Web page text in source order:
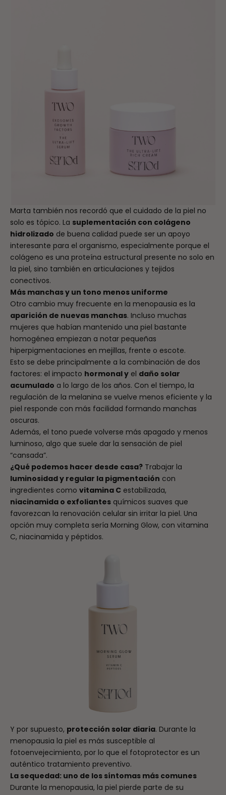
Marta también nos recordó que el cuidado de la piel no
solo es tópico. La suplementación con colágeno
hidrolizado de buena calidad puede ser un apoyo
interesante para el organismo, especialmente porque el
colágeno es una proteína estructural presente no solo en
la piel, sino también en articulaciones y tejidos
conectivos.
Más manchas y un tono menos uniforme
Otro cambio muy frecuente en la menopausia es la
aparición de nuevas manchas. Incluso muchas
mujeres que habían mantenido una piel bastante
homogénea empiezan a notar pequeñas
hiperpigmentaciones en mejillas, frente o escote.
Esto se debe principalmente a la combinación de dos
factores: el impacto hormonal y el daño solar
acumulado a lo largo de los años. Con el tiempo, la
regulación de la melanina se vuelve menos eficiente y la
piel responde con más facilidad formando manchas
oscuras.
Además, el tono puede volverse más apagado y menos
luminoso, algo que suele dar la sensación de piel
“cansada”.
¿Qué podemos hacer desde casa? Trabajar la
luminosidad y regular la pigmentación con
ingredientes como vitamina C estabilizada,
niacinamida o exfoliantes químicos suaves que
favorezcan la renovación celular sin irritar la piel. Una
opción muy completa sería Morning Glow, con vitamina
C, niacinamida y péptidos.
Y por supuesto, protección solar diaria. Durante la
menopausia la piel es más susceptible al
fotoenvejecimiento, por lo que el fotoprotector es un
auténtico tratamiento preventivo.
La sequedad: uno de los síntomas más comunes
Durante la menopausia, la piel pierde parte de su